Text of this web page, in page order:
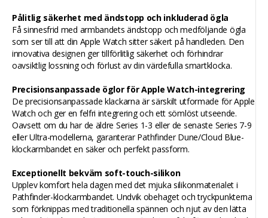
Pålitlig säkerhet med ändstopp och inkluderad ögla
Få sinnesfrid med armbandets ändstopp och medföljande ögla
som ser till att din Apple Watch sitter säkert på handleden. Den
innovativa designen ger tillförlitlig säkerhet och förhindrar
oavsiktlig lossning och förlust av din värdefulla smartklocka.
Precisionsanpassade öglor för Apple Watch-integrering
De precisionsanpassade klackarna är särskilt utformade för Apple
Watch och ger en felfri integrering och ett sömlöst utseende.
Oavsett om du har de äldre Series 1-3 eller de senaste Series 7-9
eller Ultra-modellerna, garanterar Pathfinder Dune/Cloud Blue-
klockarmbandet en säker och perfekt passform.
Exceptionellt bekväm soft-touch-silikon
Upplev komfort hela dagen med det mjuka silikonmaterialet i
Pathfinder-klockarmbandet. Undvik obehaget och tryckpunkterna
som förknippas med traditionella spännen och njut av den lätta